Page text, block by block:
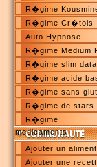
R�gime
R�gime Cr�tois
Auto Hypnose
R�gime Medium
R�gime slim data
R�gime acide
R�gime sans
R�gime de stars
R�gime
medicaments
Ajouter un aliment
Ajouter une